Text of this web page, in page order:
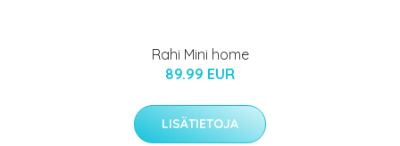
Rahi Mini home
89.99 EUR
LISÄTIETOJA